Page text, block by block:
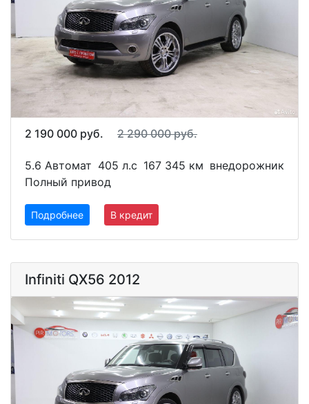
2 190 000 руб. 2 290 000 руб.
5.6 Автомат 405 л.с 167 345 км внедорожник
Полный привод
Подробнее В кредит
Infiniti QX56 2012